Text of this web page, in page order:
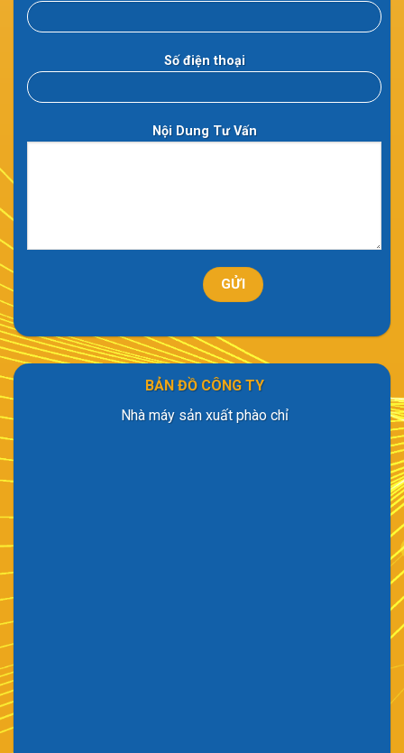
Số điện thoại
Nội Dung Tư Vấn
BẢN ĐỒ CÔNG TY
Nhà máy sản xuất phào chỉ